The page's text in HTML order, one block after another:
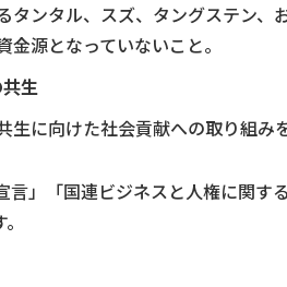
タンタル、スズ、タングステン
金源となっていないこと。
生
生に向けた社会貢献への取り組み
」「国連ビジネスと人権に関す